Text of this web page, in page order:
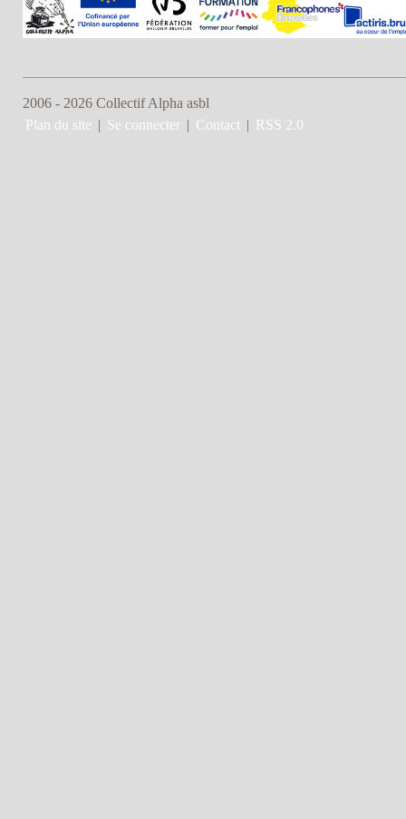
2006 - 2026 Collectif Alpha asbl
Plan du site | Se connecter | Contact | RSS 2.0